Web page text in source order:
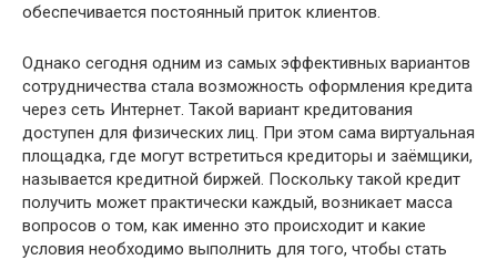
обеспечивается постоянный приток клиентов.
Однако сегодня одним из самых эффективных вариантов
сотрудничества стала возможность оформления кредита
через сеть Интернет. Такой вариант кредитования
доступен для физических лиц. При этом сама виртуальная
площадка, где могут встретиться кредиторы и заёмщики,
называется кредитной биржей. Поскольку такой кредит
получить может практически каждый, возникает масса
вопросов о том, как именно это происходит и какие
условия необходимо выполнить для того, чтобы стать